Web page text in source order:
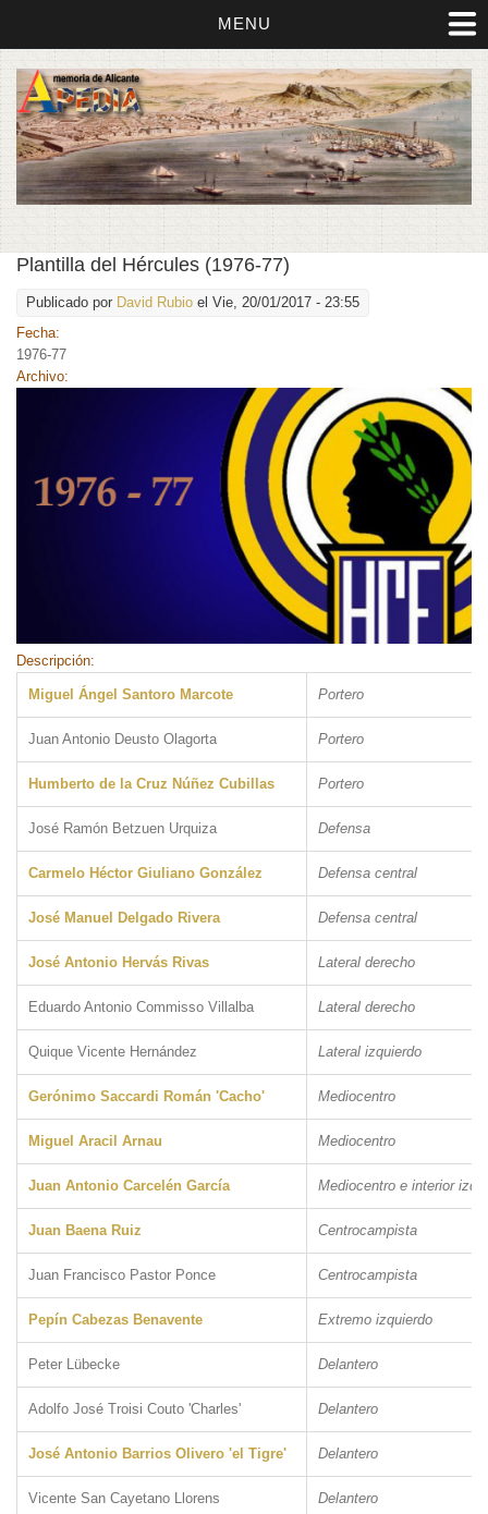
MENU
Plantilla del Hércules (1976-77)
Publicado por David Rubio el Vie, 20/01/2017 - 23:55
Fecha:
1976-77
Archivo:
Descripción:
Miguel Ángel Santoro Marcote Portero
Juan Antonio Deusto Olagorta Portero
Humberto de la Cruz Núñez Cubillas Portero
José Ramón Betzuen Urquiza Defensa
Carmelo Héctor Giuliano González Defensa central
José Manuel Delgado Rivera Defensa central
José Antonio Hervás Rivas Lateral derecho
Eduardo Antonio Commisso Villalba Lateral derecho
Quique Vicente Hernández Lateral izquierdo
Gerónimo Saccardi Román 'Cacho' Mediocentro
Miguel Aracil Arnau Mediocentro
Juan Antonio Carcelén García Mediocentro e interior
Juan Baena Ruiz Centrocampista
Juan Francisco Pastor Ponce Centrocampista
Pepín Cabezas Benavente Extremo izquierdo
Peter Lübecke Delantero
Adolfo José Troisi Couto 'Charles' Delantero
José Antonio Barrios Olivero 'el Tigre' Delantero
Vicente San Cayetano Llorens Delantero